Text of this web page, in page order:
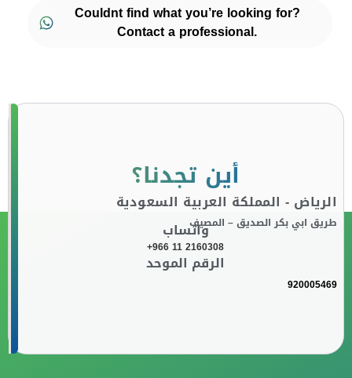
Couldnt find what you’re looking for?
Contact a professional.
أين تجدنا؟
الرياض - المملكة العربية السعودية
طريق ابي بكر الصديق – المصيفواتساب
+966 11 2160308
الرقم الموحد
920005469